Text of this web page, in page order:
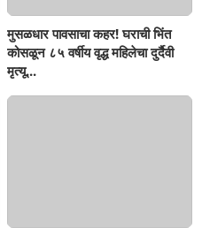
मुसळधार पावसाचा कहर! घराची भिंत
कोसळून ८५ वर्षीय वृद्ध महिलेचा दुर्दैवी
मृत्यू...